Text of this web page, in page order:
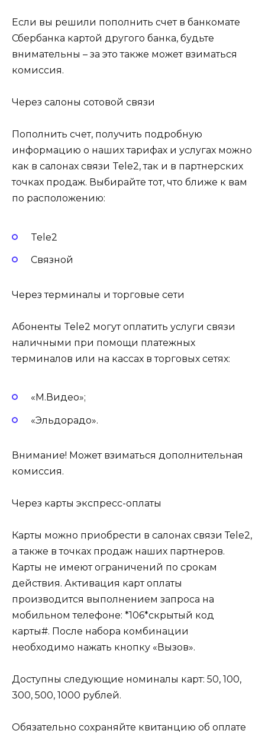
Если вы решили пополнить счет в банкомате
Сбербанка картой другого банка, будьте
внимательны – за это также может взиматься
комиссия.
Через салоны сотовой связи
Пополнить счет, получить подробную
информацию о наших тарифах и услугах можно
как в салонах связи Tele2, так и в партнерских
точках продаж. Выбирайте тот, что ближе к вам
по расположению:
Tele2
Связной
Через терминалы и торговые сети
Абоненты Tele2 могут оплатить услуги связи
наличными при помощи платежных
терминалов или на кассах в торговых сетях:
«М.Видео»;
«Эльдорадо».
Внимание! Может взиматься дополнительная
комиссия.
Через карты экспресс-оплаты
Карты можно приобрести в салонах связи Теle2,
а также в точках продаж наших партнеров.
Карты не имеют ограничений по срокам
действия. Активация карт оплаты
производится выполнением запроса на
мобильном телефоне: *106*скрытый код
карты#. После набора комбинации
необходимо нажать кнопку «Вызов».
Доступны следующие номиналы карт: 50, 100,
300, 500, 1000 рублей.
Обязательно сохраняйте квитанцию об оплате